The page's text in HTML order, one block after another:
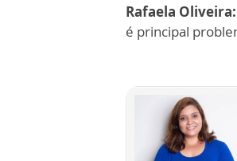
Rafaela Oliveira:
é principal